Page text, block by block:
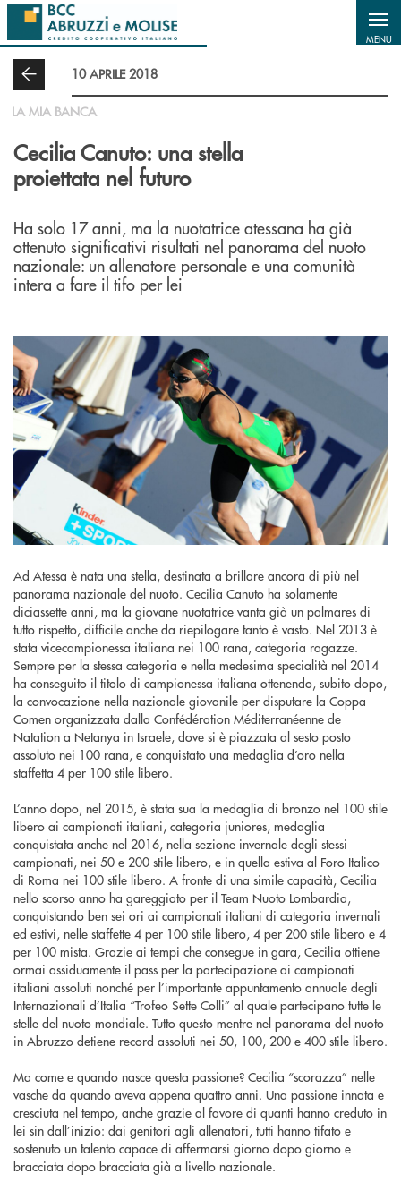
Salta al contenuto principale
MENU
10 APRILE 2018
LA MIA BANCA
Cecilia Canuto: una stella
proiettata nel futuro
Ha solo 17 anni, ma la nuotatrice atessana ha già
ottenuto significativi risultati nel panorama del nuoto
nazionale: un allenatore personale e una comunità
intera a fare il tifo per lei
Ad Atessa è nata una stella, destinata a brillare ancora di più nel
panorama nazionale del nuoto. Cecilia Canuto ha solamente
diciassette anni, ma la giovane nuotatrice vanta già un palmares di
tutto rispetto, difficile anche da riepilogare tanto è vasto. Nel 2013 è
stata vicecampionessa italiana nei 100 rana, categoria ragazze.
Sempre per la stessa categoria e nella medesima specialità nel 2014
ha conseguito il titolo di campionessa italiana ottenendo, subito dopo,
la convocazione nella nazionale giovanile per disputare la Coppa
Comen organizzata dalla Confédération Méditerranéenne de
Natation a Netanya in Israele, dove si è piazzata al sesto posto
assoluto nei 100 rana, e conquistato una medaglia d’oro nella
staffetta 4 per 100 stile libero.
L’anno dopo, nel 2015, è stata sua la medaglia di bronzo nel 100 stile
libero ai campionati italiani, categoria juniores, medaglia
conquistata anche nel 2016, nella sezione invernale degli stessi
campionati, nei 50 e 200 stile libero, e in quella estiva al Foro Italico
di Roma nei 100 stile libero. A fronte di una simile capacità, Cecilia
nello scorso anno ha gareggiato per il Team Nuoto Lombardia,
conquistando ben sei ori ai campionati italiani di categoria invernali
ed estivi, nelle staffette 4 per 100 stile libero, 4 per 200 stile libero e 4
per 100 mista. Grazie ai tempi che consegue in gara, Cecilia ottiene
ormai assiduamente il pass per la partecipazione ai campionati
italiani assoluti nonché per l’importante appuntamento annuale degli
Internazionali d’Italia “Trofeo Sette Colli” al quale partecipano tutte le
stelle del nuoto mondiale. Tutto questo mentre nel panorama del nuoto
in Abruzzo detiene record assoluti nei 50, 100, 200 e 400 stile libero.
Ma come e quando nasce questa passione? Cecilia “scorazza” nelle
vasche da quando aveva appena quattro anni. Una passione innata e
cresciuta nel tempo, anche grazie al favore di quanti hanno creduto in
lei sin dall’inizio: dai genitori agli allenatori, tutti hanno tifato e
sostenuto un talento capace di affermarsi giorno dopo giorno e
bracciata dopo bracciata già a livello nazionale.